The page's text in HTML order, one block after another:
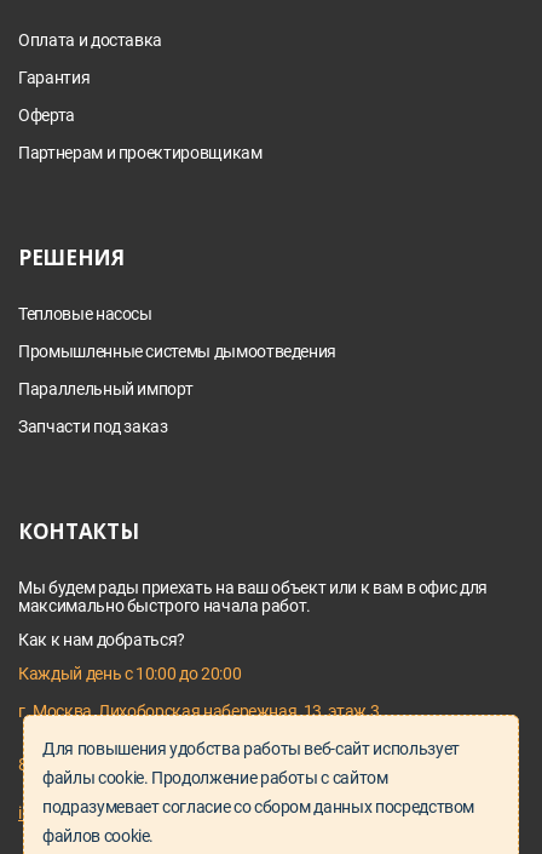
Оплата и доставка
Гарантия
Оферта
Партнерам и проектировщикам
РЕШЕНИЯ
Тепловые насосы
Промышленные системы дымоотведения
Параллельный импорт
Запчасти под заказ
КОНТАКТЫ
Мы будем рады приехать на ваш объект или к вам в офис для
максимально быстрого начала работ.
Как к нам добраться?
Каждый день с 10:00 до 20:00
г. Москва, Лихоборская набережная, 13, этаж 3
8 495 128 03 64
info@proservice-klimat.ru
Для повышения удобства работы веб-сайт использует
файлы cookie. Продолжение работы с сайтом
подразумевает согласие со сбором данных посредством
файлов cookie.